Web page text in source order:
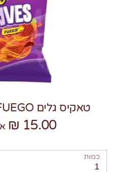
צרו קשר
טאקיס גלים FUEGO בטעם צ'ילי וליים
15.00 ₪
כמות
1